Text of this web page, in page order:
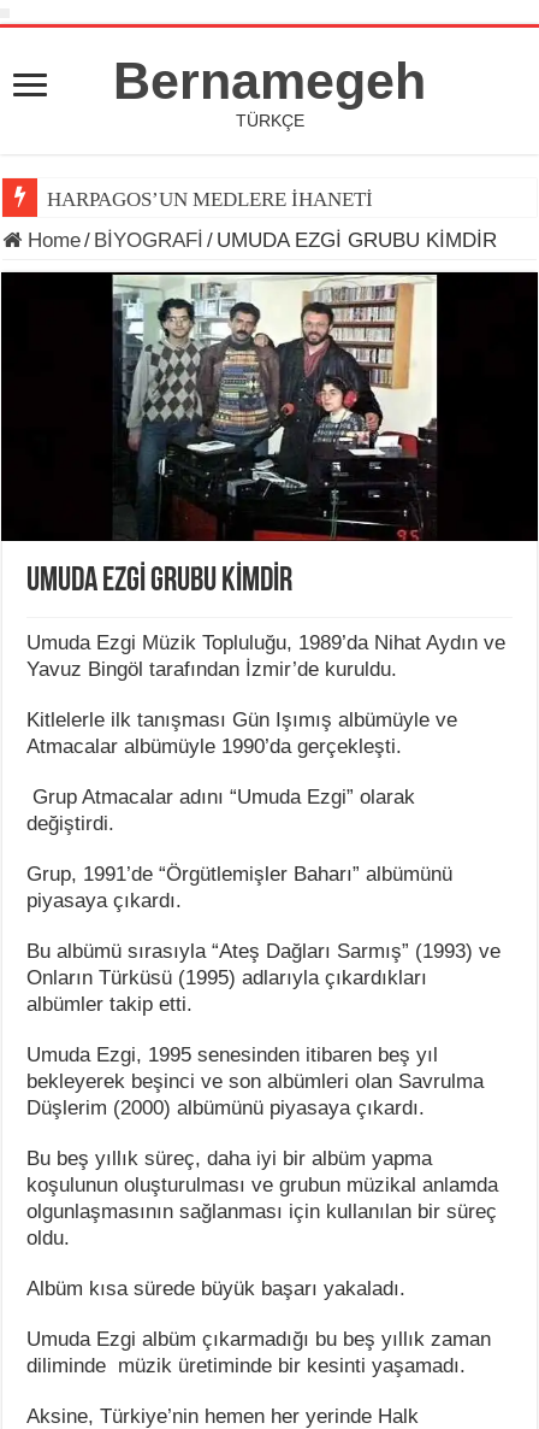
Bernamegeh
TÜRKÇE
HARPAGOS’UN MEDLERE İHANETİ
Home/ BİYOGRAFİ / UMUDA EZGİ GRUBU KİMDİR
UMUDA EZGİ GRUBU KİMDİR
Umuda Ezgi Müzik Topluluğu, 1989’da Nihat Aydın ve
Yavuz Bingöl tarafından İzmir’de kuruldu.
Kitlelerle ilk tanışması Gün Işımış albümüyle ve
Atmacalar albümüyle 1990’da gerçekleşti.
Grup Atmacalar adını “Umuda Ezgi” olarak
değiştirdi.
Grup, 1991’de “Örgütlemişler Baharı” albümünü
piyasaya çıkardı.
Bu albümü sırasıyla “Ateş Dağları Sarmış” (1993) ve
Onların Türküsü (1995) adlarıyla çıkardıkları
albümler takip etti.
Umuda Ezgi, 1995 senesinden itibaren beş yıl
bekleyerek beşinci ve son albümleri olan Savrulma
Düşlerim (2000) albümünü piyasaya çıkardı.
Bu beş yıllık süreç, daha iyi bir albüm yapma
koşulunun oluşturulması ve grubun müzikal anlamda
olgunlaşmasının sağlanması için kullanılan bir süreç
oldu.
Albüm kısa sürede büyük başarı yakaladı.
Umuda Ezgi albüm çıkarmadığı bu beş yıllık zaman
diliminde müzik üretiminde bir kesinti yaşamadı.
Aksine, Türkiye’nin hemen her yerinde Halk